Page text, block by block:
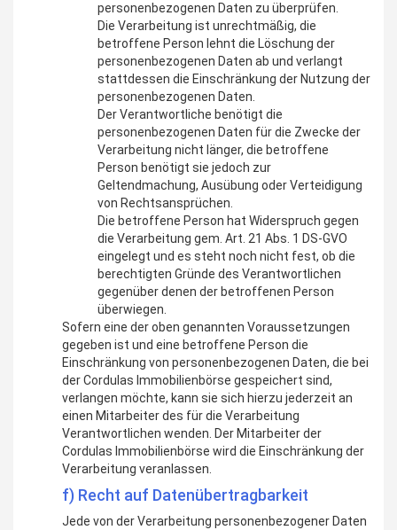
personenbezogenen Daten zu überprüfen.
Die Verarbeitung ist unrechtmäßig, die
betroffene Person lehnt die Löschung der
personenbezogenen Daten ab und verlangt
stattdessen die Einschränkung der Nutzung der
personenbezogenen Daten.
Der Verantwortliche benötigt die
personenbezogenen Daten für die Zwecke der
Verarbeitung nicht länger, die betroffene
Person benötigt sie jedoch zur
Geltendmachung, Ausübung oder Verteidigung
von Rechtsansprüchen.
Die betroffene Person hat Widerspruch gegen
die Verarbeitung gem. Art. 21 Abs. 1 DS-GVO
eingelegt und es steht noch nicht fest, ob die
berechtigten Gründe des Verantwortlichen
gegenüber denen der betroffenen Person
überwiegen.
Sofern eine der oben genannten Voraussetzungen
gegeben ist und eine betroffene Person die
Einschränkung von personenbezogenen Daten, die bei
der Cordulas Immobilienbörse gespeichert sind,
verlangen möchte, kann sie sich hierzu jederzeit an
einen Mitarbeiter des für die Verarbeitung
Verantwortlichen wenden. Der Mitarbeiter der
Cordulas Immobilienbörse wird die Einschränkung der
Verarbeitung veranlassen.
f) Recht auf Datenübertragbarkeit
Jede von der Verarbeitung personenbezogener Daten